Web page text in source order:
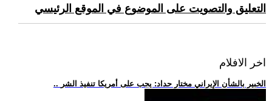
التعليق والتصويت على الموضوع في الموقع الرئيسي
اخر الافلام
.. الخبير بالشأن الإيراني مختار حداد: يجب على أمريكا تنفيذ الشر